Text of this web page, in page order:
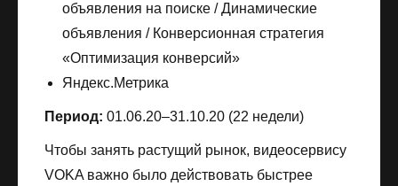
объявления на поиске / Динамические
объявления / Конверсионная стратегия
«Оптимизация конверсий»
Яндекс.Метрика
Период: 01.06.20–31.10.20 (22 недели)
Чтобы занять растущий рынок, видеосервису
VOKA важно было действовать быстрее